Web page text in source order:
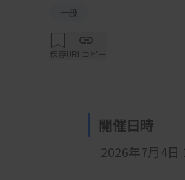
一般
保存URLコピー
開催日時
2026年7月4日